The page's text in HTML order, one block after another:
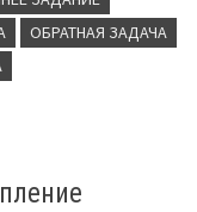
ОБРАТНАЯ ЗАДАЧА